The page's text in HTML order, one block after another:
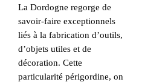
La Dordogne regorge de
savoir-faire exceptionnels
liés à la fabrication d’outils,
d’objets utiles et de
décoration. Cette
particularité périgordine, on